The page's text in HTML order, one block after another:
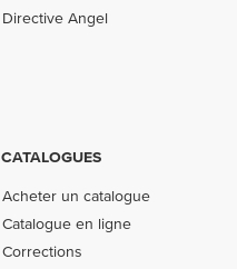
Directive Angel
CATALOGUES
Acheter un catalogue
Catalogue en ligne
Corrections